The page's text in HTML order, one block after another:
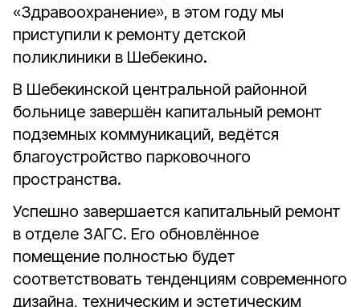
«Здравоохранение», в этом году мы
приступили к ремонту детской
поликлиники в Шебекино.
В Шебекинской центральной районной
больнице завершён капитальный ремонт
подземных коммуникаций, ведётся
благоустройство парковочного
пространства.
Успешно завершается капитальный ремонт
в отделе ЗАГС. Его обновлённое
помещение полностью будет
соответствовать тенденциям современного
дизайна, техническим и эстетическим